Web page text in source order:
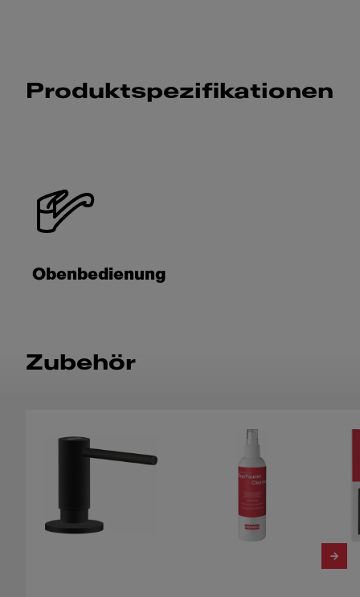
Produktspezifikationen
Obenbedienung
Zubehör